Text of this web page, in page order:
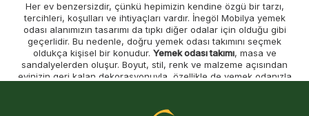
Her ev benzersizdir, çünkü hepimizin kendine özgü bir tarzı,
tercihleri, koşulları ve ihtiyaçları vardır. İnegöl Mobilya yemek
odası alanımızın tasarımı da tıpkı diğer odalar için olduğu gibi
geçerlidir. Bu nedenle, doğru yemek odası takımını seçmek
oldukça kişisel bir konudur. Yemek odası takımı, masa ve
sandalyelerden oluşur. Boyut, stil, renk ve malzeme açısından
evinizin geri kalan dekorasyonuyla, özellikle de yemek odanızla